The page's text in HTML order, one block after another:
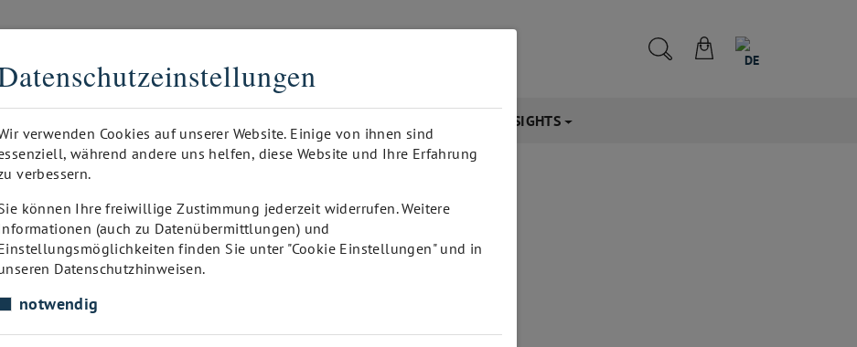
DE
INFOS & INSIGHTS
verwenden Cookies auf unserer Website. Einige von ihnen sind
während andere uns helfen, diese Website und Ihre Erfahrung
verbessern.
können Ihre freiwillige Zustimmung jederzeit widerrufen. Weitere
(auch zu Datenübermittlungen) und
finden Sie unter "Cookie Einstellungen" und in
Datenschutzhinweisen.
notwendig